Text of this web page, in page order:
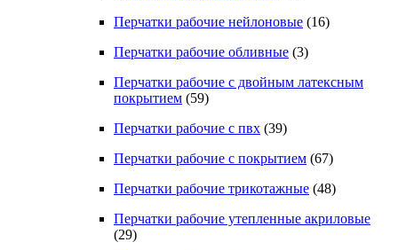
Перчатки рабочие нейлоновые (16)
Перчатки рабочие обливные (3)
Перчатки рабочие с двойным латексным
покрытием (59)
Перчатки рабочие с пвх (39)
Перчатки рабочие с покрытием (67)
Перчатки рабочие трикотажные (48)
Перчатки рабочие утепленные акриловые
(29)